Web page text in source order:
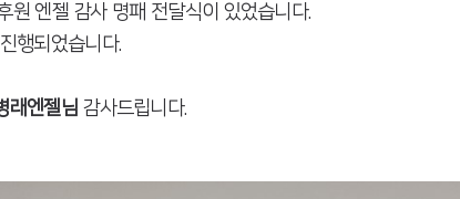
엔젤 감사 명패 전달식이 있었습니다.
행되었습니다.
래엔젤님 감사드립니다.